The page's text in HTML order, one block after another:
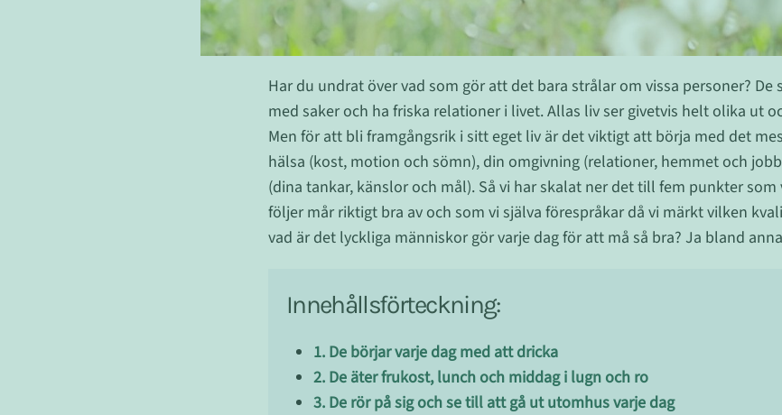
Har du undrat över vad som gör att det bara strålar om vissa personer? De
med saker och ha friska relationer i livet. Allas liv ser givetvis helt olika ut
Men för att bli framgångsrik i sitt eget liv är det viktigt att börja med det
hälsa (kost, motion och sömn), din omgivning (relationer, hemmet och
(dina tankar, känslor och mål). Så vi har skalat ner det till fem punkter
följer mår riktigt bra av och som vi själva förespråkar då vi märkt vilken
vad är det lyckliga människor gör varje dag för att må så bra? Ja bland
Innehållsförteckning:
1. De börjar varje dag med att dricka
2. De äter frukost, lunch och middag i lugn och ro
3. De rör på sig och se till att gå ut utomhus varje dag